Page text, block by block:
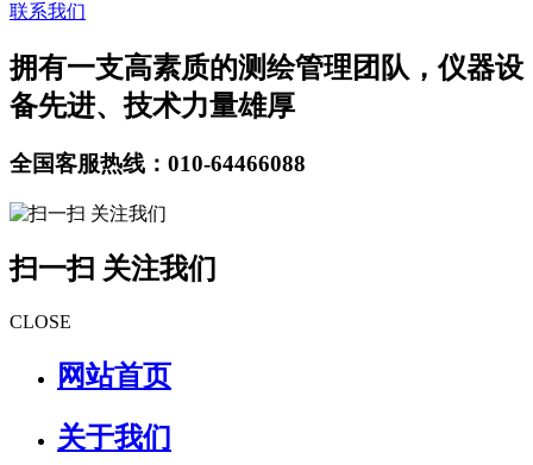
联系我们
拥有一支高素质的测绘管理团队，仪器设
备先进、技术力量雄厚
全国客服热线：010-64466088
扫一扫 关注我们
CLOSE
网站首页
关于我们